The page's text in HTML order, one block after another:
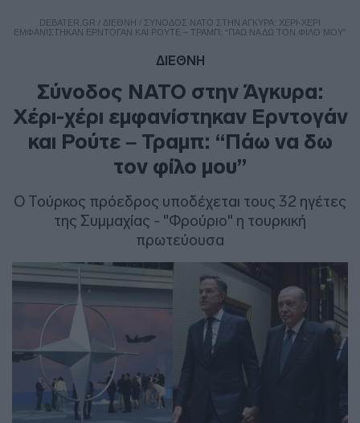
DEBATER.GR / ΔΙΕΘΝΗ / ΣΎΝΟΔΟΣ ΝΑΤΟ ΣΤΗΝ ΆΓΚΥΡΑ: ΧΈΡΙ-ΧΈΡΙ
ΕΜΦΑΝΊΣΤΗΚΑΝ ΕΡΝΤΟΓΆΝ ΚΑΙ ΡΟΎΤΕ – ΤΡΑΜΠ: “ΠΆΩ ΝΑ ΔΩ ΤΟΝ ΦΊΛΟ ΜΟΥ”
ΔΙΕΘΝΗ
Σύνοδος ΝΑΤΟ στην Άγκυρα:
Χέρι-χέρι εμφανίστηκαν Ερντογάν
και Ρούτε – Τραμπ: “Πάω να δω
τον φίλο μου”
Ο Τούρκος πρόεδρος υποδέχεται τους 32 ηγέτες
της Συμμαχίας - "Φρούριο" η τουρκική
πρωτεύουσα